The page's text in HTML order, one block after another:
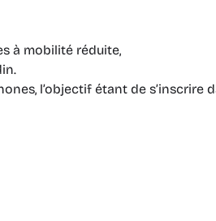
à mobilité réduite,
l’objectif étant de s’inscrire